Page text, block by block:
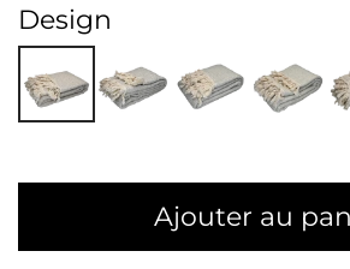
Design
Ajouter au